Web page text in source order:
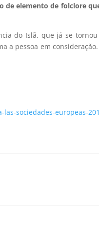
elemento de folclore
do Islã, que já se
a pessoa em
sociedades-europeas-